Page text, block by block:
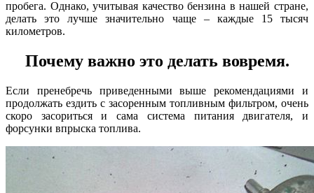
пробега. Однако, учитывая качество бензина в нашей стране,
делать это лучше значительно чаще – каждые 15 тысяч
километров.
Почему важно это делать вовремя.
Если пренебречь приведенными выше рекомендациями и
продолжать ездить с засоренным топливным фильтром, очень
скоро засориться и сама система питания двигателя, и
форсунки впрыска топлива.